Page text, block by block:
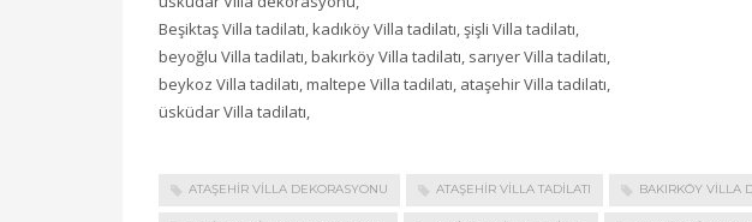
Beşiktaş Villa tadilatı, kadıköy Villa tadilatı, şişli Villa tadilatı,
beyoğlu Villa tadilatı, bakırköy Villa tadilatı, sarıyer Villa tadilatı,
beykoz Villa tadilatı, maltepe Villa tadilatı, ataşehir Villa tadilatı,
üsküdar Villa tadilatı,
ATAŞEHIR VILLA DEKORASYONU ATAŞEHIR VILLA TADILATI BAKIRKÖY VILLA